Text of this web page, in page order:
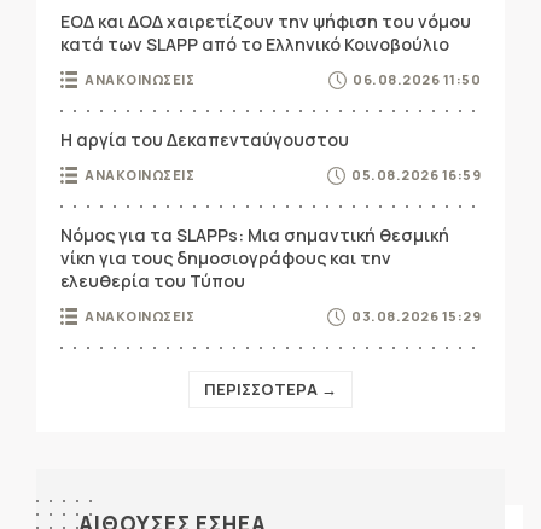
ΕΟΔ και ΔΟΔ χαιρετίζουν την ψήφιση του νόμου
κατά των SLAPP από το Ελληνικό Κοινοβούλιο
ΑΝΑΚΟΙΝΩΣΕΙΣ 06.08.2026 11:50
Η αργία του Δεκαπενταύγουστου
ΑΝΑΚΟΙΝΩΣΕΙΣ 05.08.2026 16:59
Νόμος για τα SLAPPs: Μια σημαντική θεσμική
νίκη για τους δημοσιογράφους και την
ελευθερία του Τύπου
ΑΝΑΚΟΙΝΩΣΕΙΣ 03.08.2026 15:29
ΠΕΡΙΣΣΟΤΕΡΑ →
ΑΙΘΟΥΣΕΣ ΕΣΗΕΑ